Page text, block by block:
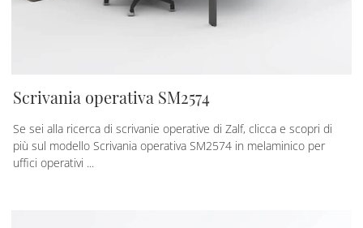
Scrivania operativa SM2574
Se sei alla ricerca di scrivanie operative di Zalf, clicca e scopri di
più sul modello Scrivania operativa SM2574 in melaminico per
uffici operativi ...